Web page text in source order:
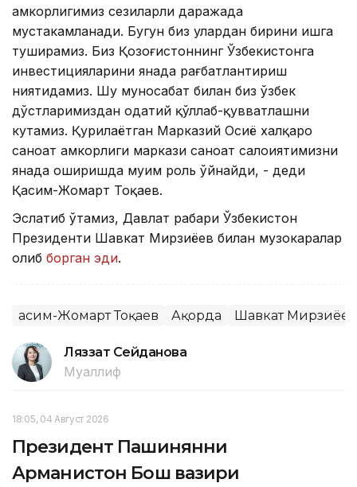
ҳамкорлигимиз сезиларли даражада
мустаҳкамланади. Бугун биз улардан бирини ишга
туширамиз. Биз Қозоғистоннинг Ўзбекистонга
инвестицияларини янада рағбатлантириш
ниятидамиз. Шу муносабат билан биз ўзбек
дўстларимиздан одатий қўллаб-қувватлашни
кутамиз. Қурилаётган Марказий Осиё халқаро
саноат ҳамкорлиги маркази саноат салоҳиятимизни
янада оширишда муҳим роль ўйнайди, - деди
Қасим-Жомарт Тоқаев.
Эслатиб ўтамиз, Давлат раҳбари Ўзбекистон
Президенти Шавкат Мирзиёев билан музокаралар
олиб борган эди.
Қасим-Жомарт Тоқаев Ақорда Шавкат Мирзиёев
Ляззат Сейданова
Муаллиф
18:05, 04 Август 2026
Президент Пашинянни
Арманистон Бош вазири